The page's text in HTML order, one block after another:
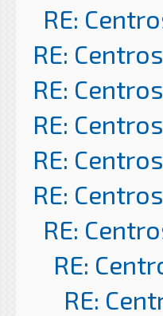
RE:
RE:
RE:
RE:
RE:
RE:
RE:
RE:
RE: